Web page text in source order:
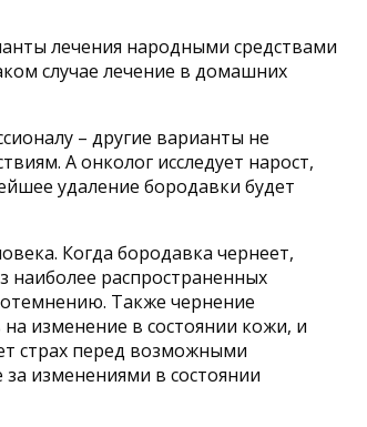
лечения народными средствами
случае лечение в домашних
– другие варианты не
А онколог исследует нарост,
удаление бородавки будет
Когда бородавка чернеет,
наиболее распространенных
Также чернение
изменение в состоянии кожи, и
страх перед возможными
изменениями в состоянии